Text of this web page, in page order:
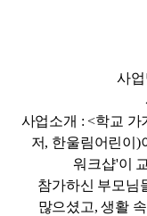
사
사업소개 : <학교 가
저, 한울림어린이)
워크샵'이
참가하신 부모님
많으셨고, 생활